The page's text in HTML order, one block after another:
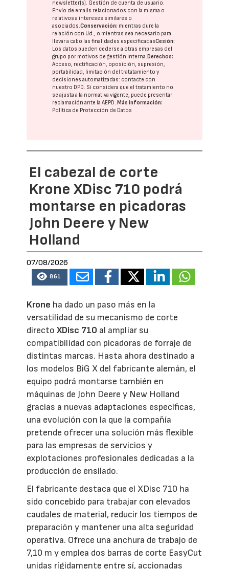
newsletter(s). Gestión de cuenta de usuario.
Envío de emails relacionados con la misma o
relativos a intereses similares o
asociados.Conservación: mientras dure la
relación con Ud., o mientras sea necesario para
llevar a cabo las finalidades especificadasCesión:
Los datos pueden cederse a otras empresas del
grupo por motivos de gestión interna.Derechos:
Acceso, rectificación, oposición, supresión,
portabilidad, limitación del tratatamiento y
decisiones automatizadas: contacte con
nuestro DPD. Si considera que el tratamiento no
se ajusta a la normativa vigente, puede presentar
reclamación ante laAEPD.Más información:
Política de Protección de Datos
El cabezal de corte
Krone XDisc 710 podrá
montarse en picadoras
John Deere y New
Holland
07/08/2026
861
Krone ha dado un paso más en la
versatilidad de su mecanismo de corte
directoXDisc 710 al ampliar su
compatibilidad con picadoras de forraje de
distintas marcas. Hasta ahora destinado a
los modelos BiG X del fabricante alemán, el
equipo podrá montarse también en
máquinas de John Deere y New Holland
gracias a nuevas adaptaciones específicas,
una evolución con la que la compañía
pretende ofrecer una solución más flexible
para las empresas de servicios y
explotaciones profesionales dedicadas a la
producción de ensilado.
El fabricante destaca que el XDisc 710 ha
sido concebido para trabajar con elevados
caudales de material, reducir los tiempos de
preparación y mantener una alta seguridad
operativa. Ofrece una anchura de trabajo de
7,10 m y emplea dos barras de corte EasyCut
unidas rígidamente entre sí, accionadas